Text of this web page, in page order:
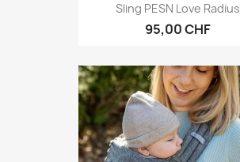
Sling PESN Love Radius
95,00 CHF